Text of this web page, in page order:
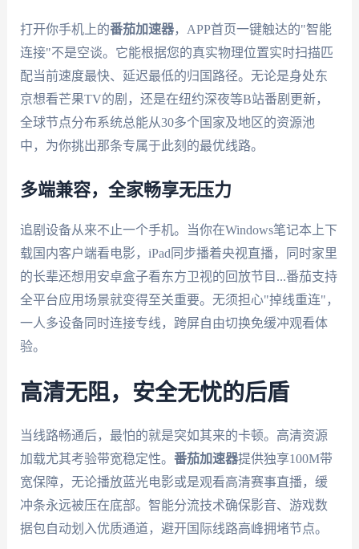
打开你手机上的番茄加速器，APP首页一键触达的"智能
连接"不是空谈。它能根据您的真实物理位置实时扫描匹
配当前速度最快、延迟最低的归国路径。无论是身处东
京想看芒果TV的剧，还是在纽约深夜等B站番剧更新，
全球节点分布系统总能从30多个国家及地区的资源池
中，为你挑出那条专属于此刻的最优线路。
多端兼容，全家畅享无压力
追剧设备从来不止一个手机。当你在Windows笔记本上下
载国内客户端看电影，iPad同步播着央视直播，同时家里
的长辈还想用安卓盒子看东方卫视的回放节目...番茄支持
全平台应用场景就变得至关重要。无须担心"掉线重连"，
一人多设备同时连接专线，跨屏自由切换免缓冲观看体
验。
高清无阻，安全无忧的后盾
当线路畅通后，最怕的就是突如其来的卡顿。高清资源
加载尤其考验带宽稳定性。 番茄加速器提供独享100M带
宽保障，无论播放蓝光电影或是观看高清赛事直播，缓
冲条永远被压在底部。智能分流技术确保影音、游戏数
据包自动划入优质通道，避开国际线路高峰拥堵节点。